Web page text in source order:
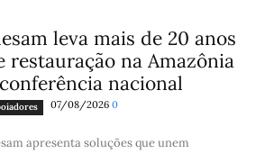
leva mais de 20 anos
restauração na Amazônia
nacional
07/08/2026 0
apresenta soluções que unem